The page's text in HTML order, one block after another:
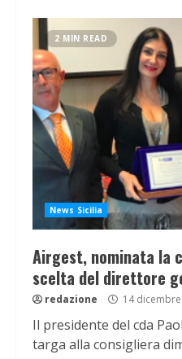
2 MIN READ
News Sicilia
Airgest, nominata la
scelta del direttore
redazione 14
Il presidente del cda
targa alla consigliera